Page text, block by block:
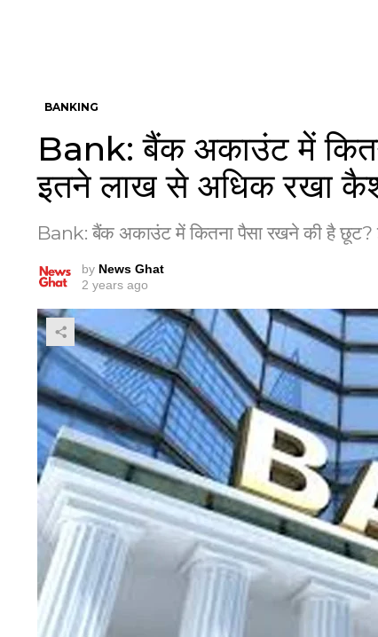
BANKING
Bank: बैंक अकाउंट में
इतने लाख से अधिक रखा
Bank: बैंक अकाउंट में कितना पैसा रखने की है
by News Ghat
2 years ago